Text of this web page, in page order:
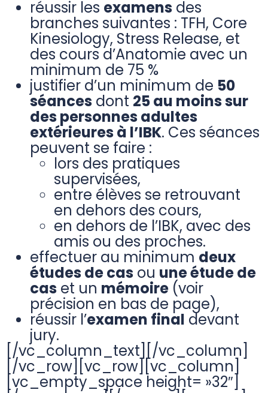
réussir les examens des
branches suivantes : TFH, Core
Kinesiology, Stress Release, et
des cours d’Anatomie avec un
minimum de 75 %
justifier d’un minimum de 50
séances dont 25 au moins sur
des personnes adultes
extérieures à l’IBK. Ces séances
peuvent se faire :
lors des pratiques
supervisées,
entre élèves se retrouvant
en dehors des cours,
en dehors de l’IBK, avec des
amis ou des proches.
effectuer au minimum deux
études de cas ou une étude de
cas et un mémoire (voir
précision en bas de page),
réussir l’examen final devant
jury.
[/vc_column_text][/vc_column]
[/vc_row][vc_row][vc_column]
[vc_empty_space height= »32″]